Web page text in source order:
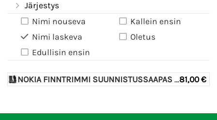
Järjestys
Nimi nouseva
Nimi laskeva
Edullisin ensin
Kallein ensin
Oletus
NOKIA FINNTRIMMI SUUNNISTUSSAAPAS OLIVO81,00 €